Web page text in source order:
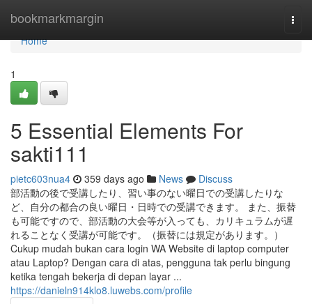
bookmarkmargin
Home
Home
1
5 Essential Elements For
sakti111
pietc603nua4 359 days ago News
Discuss
部活動の後で受講したり、習い事のない曜日での受講したりな
ど、自分の都合の良い曜日・日時での受講できます。 また、振替
も可能ですので、部活動の大会等が入っても、カリキュラムが遅
れることなく受講が可能です。（振替には規定があります。）
Cukup mudah bukan cara login WA Website di laptop computer
atau Laptop? Dengan cara di atas, pengguna tak perlu bingung
ketika tengah bekerja di depan layar ...
https://danieln914klo8.luwebs.com/profile